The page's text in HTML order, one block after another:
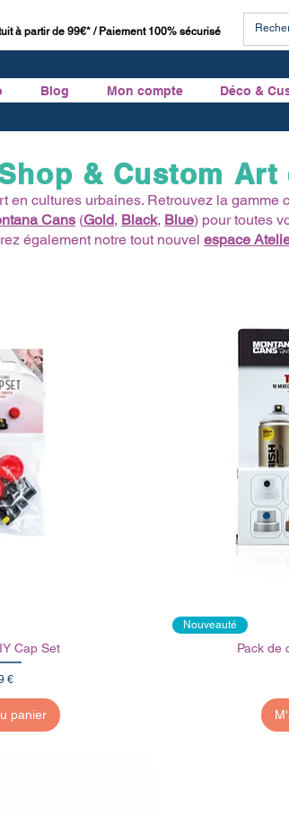
à partir de 99€* / Paiement 100% sécurisé
Blog Mon compte Déco &
& Custom Art
en cultures urbaines. Retrouvez la gamme
Cans (Gold, Black, Blue) pour toutes
également notre tout nouvel espace
Cap Set
€
panier
Nouveauté
Pack de